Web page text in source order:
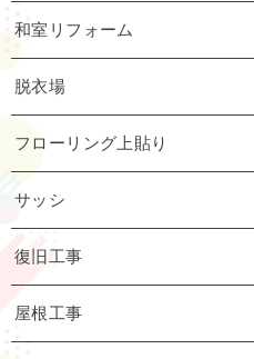
和室リフォーム
脱衣場
フローリング上貼り
サッシ
復旧工事
屋根工事